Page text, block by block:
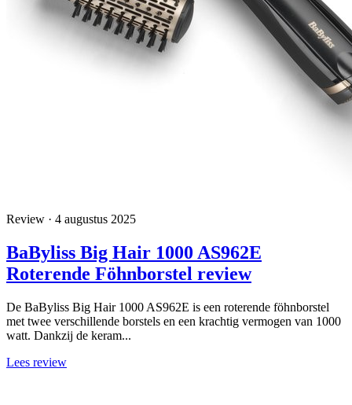
Review · 4 augustus 2025
BaByliss Big Hair 1000 AS962E
Roterende Föhnborstel review
De BaByliss Big Hair 1000 AS962E is een roterende föhnborstel
met twee verschillende borstels en een krachtig vermogen van 1000
watt. Dankzij de keram...
Lees review